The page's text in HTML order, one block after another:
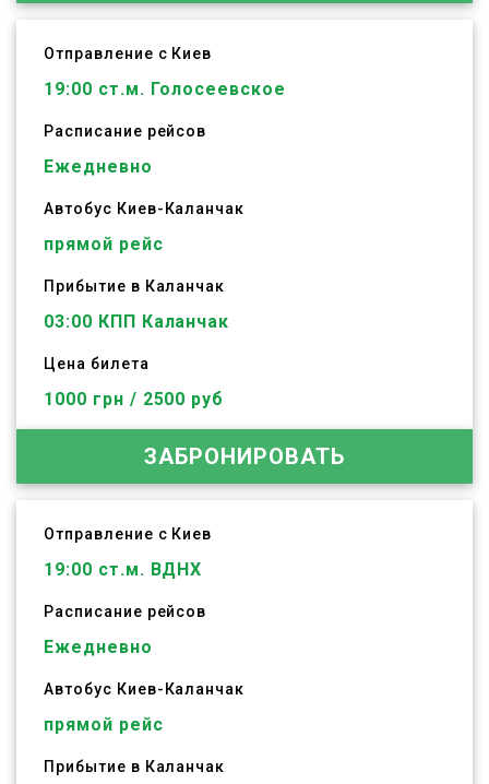
Отправление с Киев
19:00 ст.м. Голосеевское
Расписание рейсов
Ежедневно
Автобус Киев- Каланчак
прямой рейс
Прибытие в Каланчак
03:00 КПП Каланчак
Цена билета
1000 грн / 2500 руб
ЗАБРОНИРОВАТЬ
Отправление с Киев
19:00 ст.м. ВДНХ
Расписание рейсов
Ежедневно
Автобус Киев- Каланчак
прямой рейс
Прибытие в Каланчак